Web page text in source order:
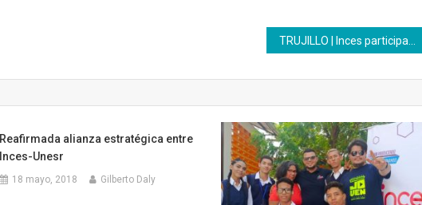
TRUJILLO | Inces participa en el encendido de luces de Valera
Reafirmada alianza estratégica entre
Inces-Unesr
18 mayo, 2018 Gilberto Daly